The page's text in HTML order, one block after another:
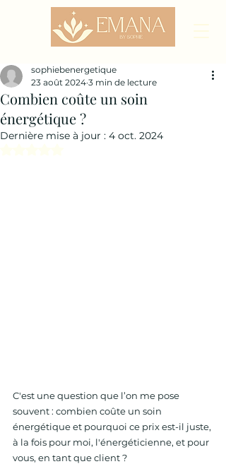
Combien coûte un soin
énergétique ?
sophiebenergetique
23 août 2024 3 min de lecture
Dernière mise à jour : 4 oct. 2024
C'est une question que l’on me pose
souvent : combien coûte un soin
énergétique et pourquoi ce prix est-il juste,
à la fois pour moi, l'énergéticienne, et pour
vous, en tant que client ?